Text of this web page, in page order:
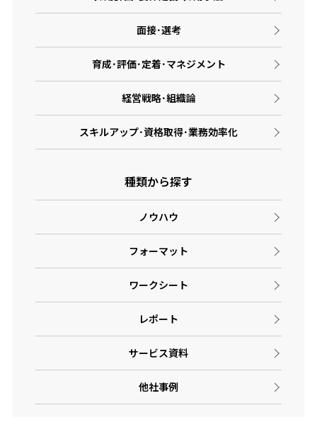
面接･選考
育成･評価･定着･マネジメント
経営戦略･組織論
スキルアップ･資格取得･業務効率化
種類から探す
ノウハウ
フォーマット
ワークシート
レポート
サービス資料
他社事例